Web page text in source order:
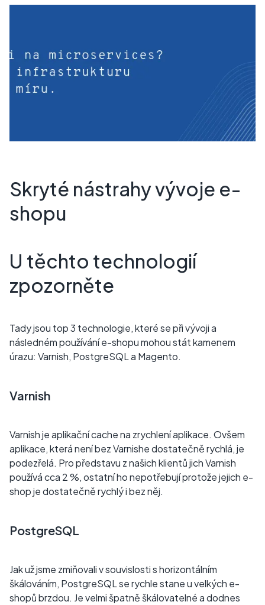
Skryté nástrahy vývoje e-
shopu
U těchto technologií
zpozorněte
Tady jsou top 3 technologie, které se při vývoji a
následném používání e-shopu mohou stát kamenem
úrazu: Varnish, PostgreSQL a Magento.
Varnish
Varnish je aplikační cache na zrychlení aplikace. Ovšem
aplikace, která není bez Varnishe dostatečně rychlá, je
podezřelá. Pro představu z našich klientů jich Varnish
používá cca 2 %, ostatní ho nepotřebují protože jejich e-
shop je dostatečně rychlý i bez něj.
PostgreSQL
Jak už jsme zmiňovali v souvislosti s horizontálním
škálováním, PostgreSQL se rychle stane u velkých e-
shopů brzdou. Je velmi špatně škálovatelné a dodnes